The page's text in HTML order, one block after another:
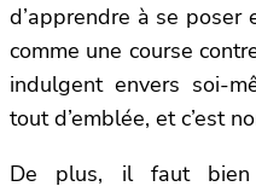
d’apprendre à se poser
comme une course
indulgent envers soi-
tout d’emblée, et c’est
De plus, il faut bien